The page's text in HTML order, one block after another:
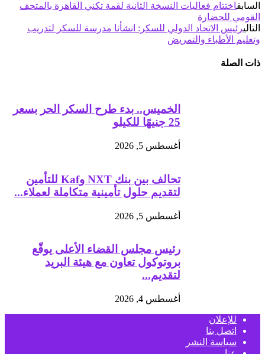
السابقاختتام فعاليات النسخة الثانية لقمة تكني القاهرة بالمتحف
القومي للحضارة
التاليرئيس الاتحاد الدولي للسكر: انشأنا مدرسة للسكر لتدريب
وتعليم الأطباء والتمريض
ذات الصلة
الخميس.. بدء طرح السكر الحر بسعر
25 جنيهًا للكيلو
أغسطس 5, 2026
تحالف بين بنك NXT وKaf للتأمين
لتقديم حلول تأمينية متكاملة لعملاء...
أغسطس 5, 2026
رئيس مجلس القضاء الأعلى يوقّع
بروتوكول تعاون مع هيئة البريد
لتقديم...
أغسطس 4, 2026
للإعلان
اتصل بنا
سياسة النشر